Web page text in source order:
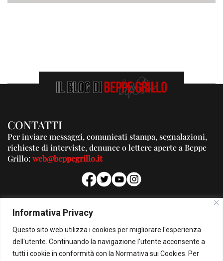
Informativa Privacy
Questo sito web utilizza i cookies per migliorare l'esperienza
dell'utente. Continuando la navigazione l'utente acconsente a
tutti i cookie in conformità con la Normativa sui Cookies. Per
CONTATTI
Per inviare messaggi, comunicati stampa, segnalazioni,
richieste di interviste, denunce o lettere aperte a Beppe
Grillo:web@beppegrillo.it
PUBBLICITA'
Per la tua pubblicità su questo Blog:
pubblicita@beppegrillo.it